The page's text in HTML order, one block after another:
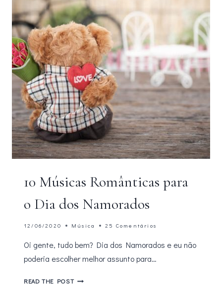
SEMANA
10 Músicas Românticas para
o Dia dos Namorados
12/06/2020 Música 25 Comentários
Oi gente, tudo bem? Dia dos Namorados e eu não
poderia escolher melhor assunto para…
READ THE POST10